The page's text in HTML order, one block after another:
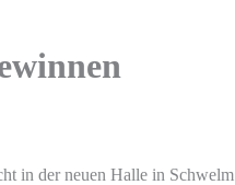
in der neuen Halle in Schwelm